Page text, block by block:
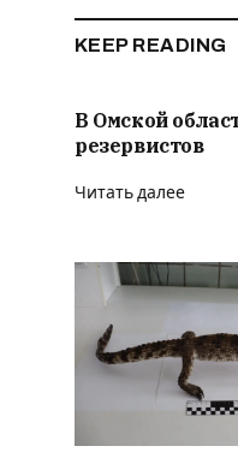
KEEP READING
В Омской
резервистов
Читать далее